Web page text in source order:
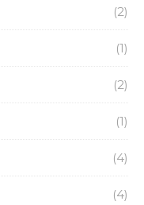
(2)
(1)
(2)
(1)
(4)
(4)